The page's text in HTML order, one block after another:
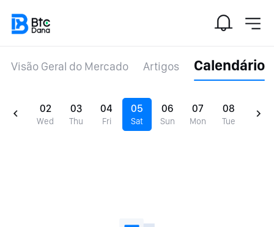
Visão Geral do Mercado Artigos Calendário
02
Wed
03
Thu
04
Fri
05
Sat
06
Sun
07
Mon
08
Tue